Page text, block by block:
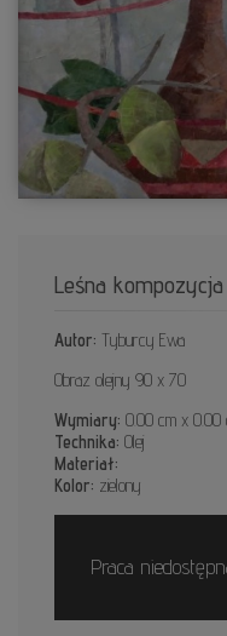
Leśna kompozycja
Autor: Tyburcy Ewa
Obraz olejny 90 x 70
Wymiary: 0.00 cm x 0.00
Technika: Olej
Materiał:
Kolor: zielony
Praca